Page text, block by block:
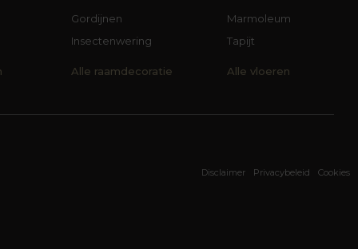
Gordijnen
Insectenwering
Alle raamdecoratie
Marmoleum
Tapijt
Alle vloeren
Disclaimer Privacybeleid Cookies